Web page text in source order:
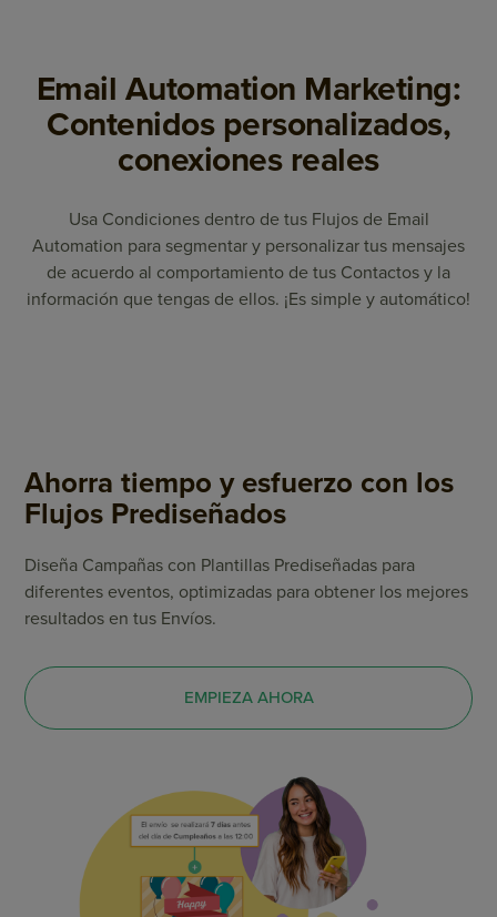
Email Automation Marketing:
Contenidos personalizados,
conexiones reales
Usa Condiciones dentro de tus Flujos de Email
Automation para segmentar y personalizar tus mensajes
de acuerdo al comportamiento de tus Contactos y la
información que tengas de ellos. ¡Es simple y automático!
Ahorra tiempo y esfuerzo con los
Flujos Prediseñados
Diseña Campañas con Plantillas Prediseñadas para
diferentes eventos, optimizadas para obtener los mejores
resultados en tus Envíos.
EMPIEZA AHORA